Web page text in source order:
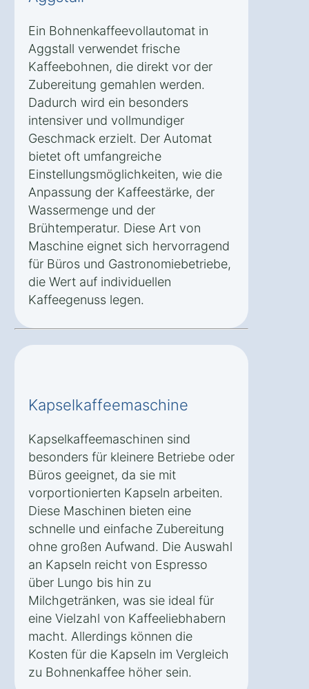
Ein Bohnenkaffeevollautomat in
Aggstall verwendet frische
Kaffeebohnen, die direkt vor der
Zubereitung gemahlen werden.
Dadurch wird ein besonders
intensiver und vollmundiger
Geschmack erzielt. Der Automat
bietet oft umfangreiche
Einstellungsmöglichkeiten, wie die
Anpassung der Kaffeestärke, der
Wassermenge und der
Brühtemperatur. Diese Art von
Maschine eignet sich hervorragend
für Büros und Gastronomiebetriebe,
die Wert auf individuellen
Kaffeegenuss legen.
Kapselkaffeemaschine
Kapselkaffeemaschinen sind
besonders für kleinere Betriebe oder
Büros geeignet, da sie mit
vorportionierten Kapseln arbeiten.
Diese Maschinen bieten eine
schnelle und einfache Zubereitung
ohne großen Aufwand. Die Auswahl
an Kapseln reicht von Espresso
über Lungo bis hin zu
Milchgetränken, was sie ideal für
eine Vielzahl von Kaffeeliebhabern
macht. Allerdings können die
Kosten für die Kapseln im Vergleich
zu Bohnenkaffee höher sein.